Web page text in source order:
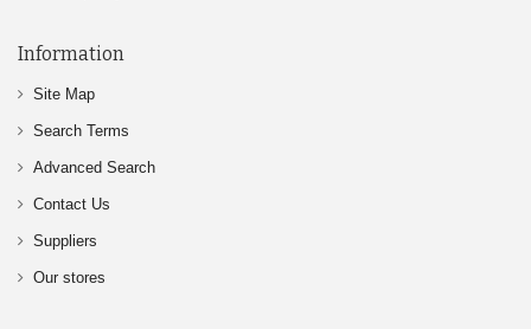
Information
Site Map
Search Terms
Advanced Search
Contact Us
Suppliers
Our stores